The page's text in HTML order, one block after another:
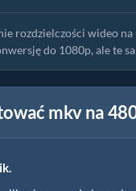
rozdzielczości wideo
do 1080p, ale te
mkv na